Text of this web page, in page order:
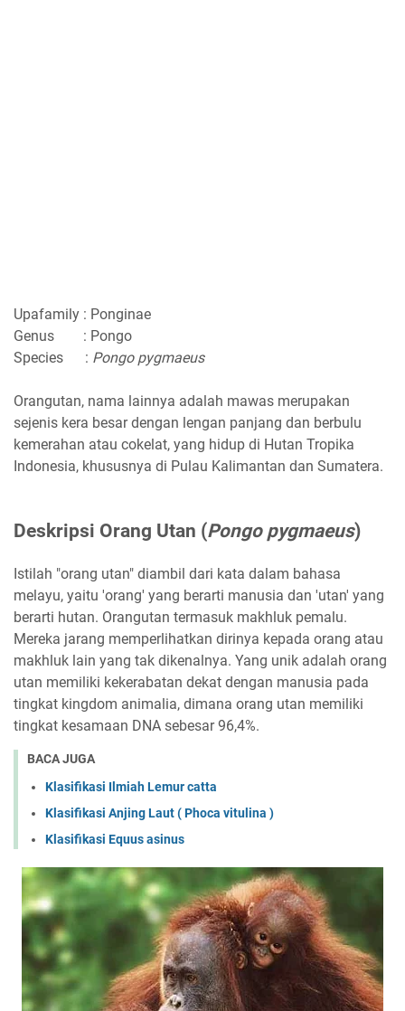
Upafamily : Ponginae
Genus : Pongo
Species : Pongo pygmaeus
Orangutan, nama lainnya adalah mawas merupakan
sejenis kera besar dengan lengan panjang dan berbulu
kemerahan atau cokelat, yang hidup di Hutan Tropika
Indonesia, khususnya di Pulau Kalimantan dan Sumatera.
Deskripsi Orang Utan (Pongo pygmaeus)
Istilah "orang utan" diambil dari kata dalam bahasa
melayu, yaitu 'orang' yang berarti manusia dan 'utan' yang
berarti hutan. Orangutan termasuk makhluk pemalu.
Mereka jarang memperlihatkan dirinya kepada orang atau
makhluk lain yang tak dikenalnya. Yang unik adalah orang
utan memiliki kekerabatan dekat dengan manusia pada
tingkat kingdom animalia, dimana orang utan memiliki
tingkat kesamaan DNA sebesar 96,4%.
BACA JUGA
Klasifikasi Ilmiah Lemur catta
Klasifikasi Anjing Laut ( Phoca vitulina )
Klasifikasi Equus asinus